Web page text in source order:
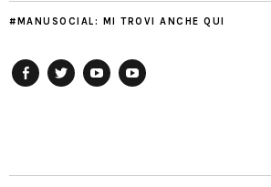
#MANUSOCIAL: MI TROVI ANCHE QUI